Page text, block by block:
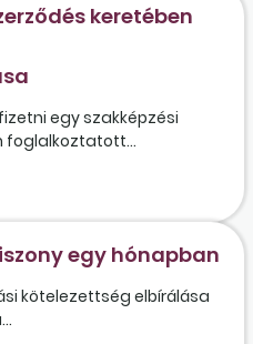
keretében
egy szakképzési
foglalkoztatott...
egy hónapban
kötelezettség elbírálása